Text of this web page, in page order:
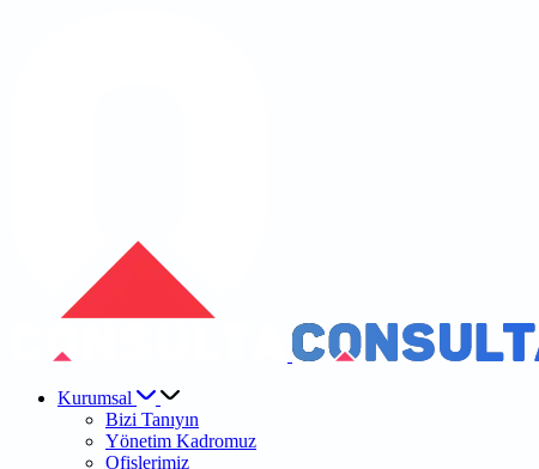
Kurumsal
Bizi Tanıyın
Yönetim Kadromuz
Ofislerimiz